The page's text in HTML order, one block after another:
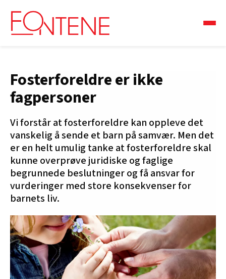
Fosterforeldre er ikke
fagpersoner
Vi forstår at fosterforeldre kan oppleve det
vanskelig å sende et barn på samvær. Men det
er en helt umulig tanke at fosterforeldre skal
kunne overprøve juridiske og faglige
begrunnede beslutninger og få ansvar for
vurderinger med store konsekvenser for
barnets liv.